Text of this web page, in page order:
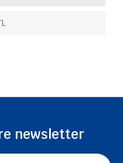
newsletter